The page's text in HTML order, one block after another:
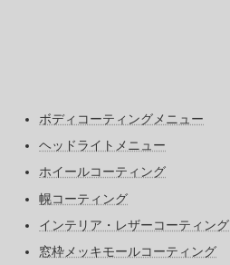
ボディコーティングメニュー
ヘッドライトメニュー
ホイールコーティング
幌コーティング
インテリア・レザーコーティング
窓枠メッキモールコーティング